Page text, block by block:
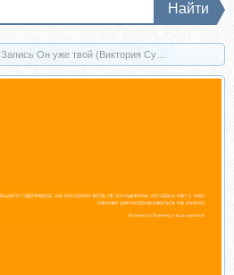
Найти
Запись Он уже твой (Виктория Суворова)